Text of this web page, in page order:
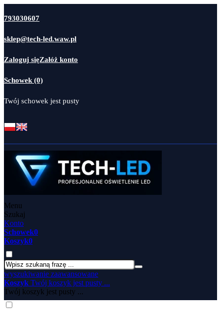
793030607
sklep@tech-led.waw.pl
Zaloguj sięZałóż konto
Schowek (0)
Twój schowek jest pusty
Menu
Szukaj
Konto
Schowek0
Koszyk0
wyszukiwanie zaawansowane
Koszyk Twój koszyk jest pusty ...
Twój koszyk jest pusty ...